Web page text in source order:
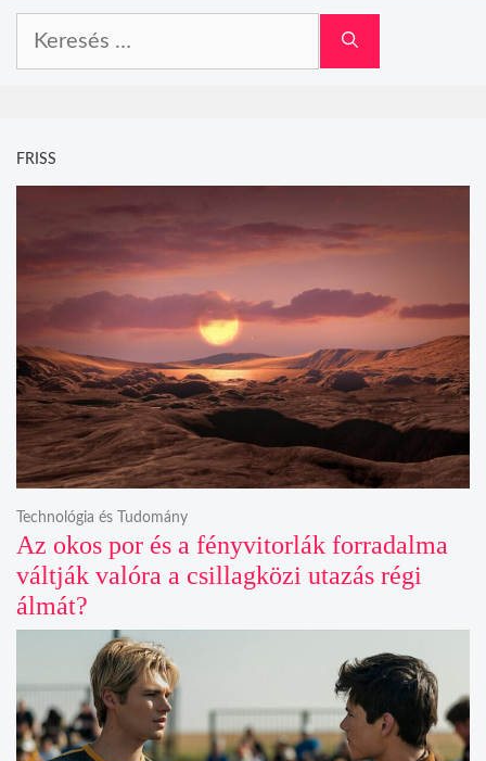
FRISS
Az okos por és a fényvitorlák forradalma
váltják valóra a csillagközi utazás régi
álmát?
Technológia és Tudomány